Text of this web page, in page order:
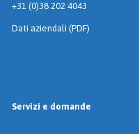
+31 (0)38 202 4043
Dati aziendali (PDF)
Servizi e domande